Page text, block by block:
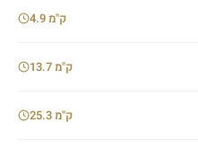
4.9 ק"מ
13.7 ק"מ
25.3 ק"מ